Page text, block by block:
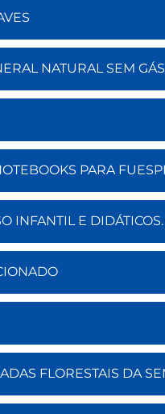
NATURAL SEM GÁS
PARA FUESPI
INFANTIL E DIDÁTICOS.
FLORESTAIS DA